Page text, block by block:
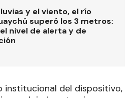
y becas del Fondo
de Fomento a las Artes y